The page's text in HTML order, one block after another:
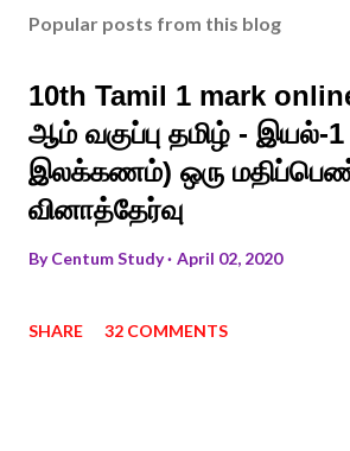
Popular posts from this blog
10th Tamil 1 mark
ஆம் வகுப்பு தமிழ் - இயல்-
இலக்கணம்) ஒரு
வினாத்தேர்வு
ByCentum Study April 02, 2020
SHARE 32 COMMENTS